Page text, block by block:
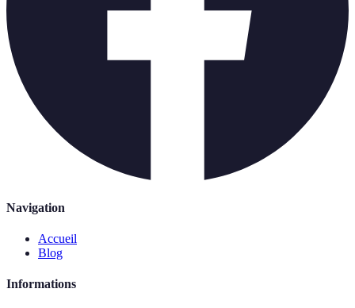
Navigation
Accueil
Blog
Informations